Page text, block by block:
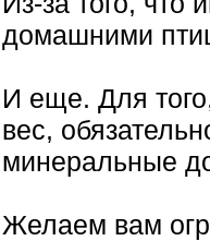
домашними
И еще. Для
вес,
минеральные
Желаем вам